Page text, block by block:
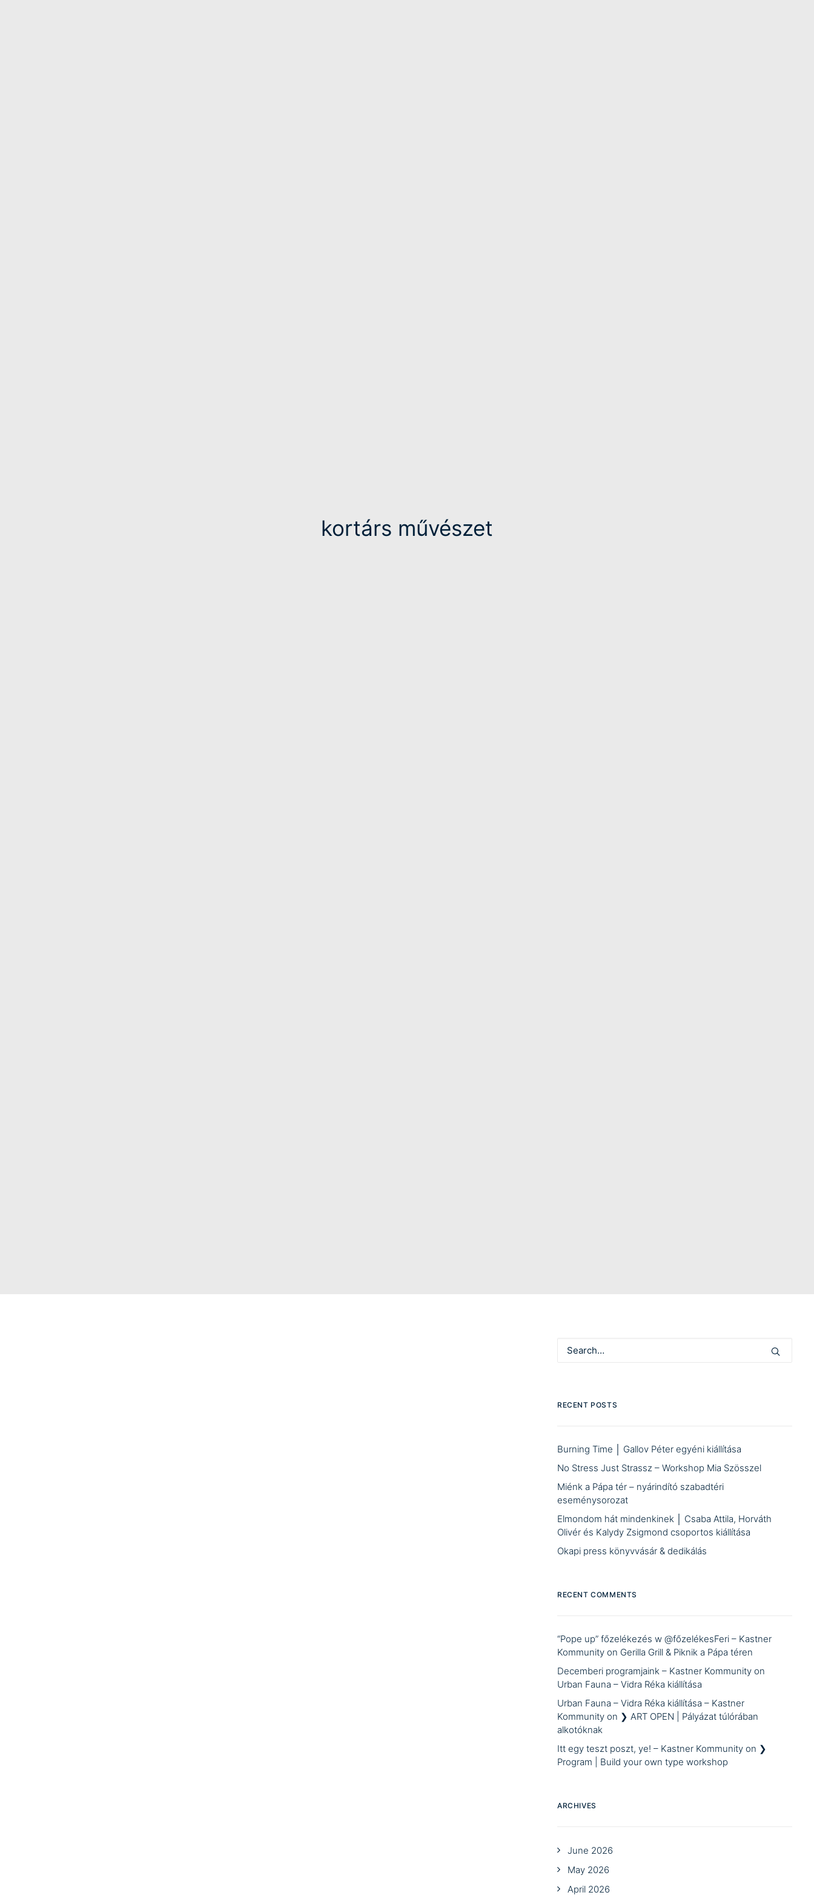
kortárs művészet
RECENT POSTS
Burning Time │ Gallov Péter egyéni kiállítása
No Stress Just Strassz – Workshop Mia Szösszel
Miénk a Pápa tér – nyárindító szabadtéri
eseménysorozat
Elmondom hát mindenkinek │ Csaba Attila, Horváth
Olivér és Kalydy Zsigmond csoportos kiállítása
Okapi press könyvvásár & dedikálás
RECENT COMMENTS
“Pope up” főzelékezés w @főzelékesFeri – Kastner
Kommunity on Gerilla Grill & Piknik a Pápa téren
Decemberi programjaink – Kastner Kommunity on
Urban Fauna – Vidra Réka kiállítása
Urban Fauna – Vidra Réka kiállítása – Kastner
Kommunity on ❯ ART OPEN | Pályázat túlórában
alkotóknak
Itt egy teszt poszt, ye! – Kastner Kommunity on ❯
Program | Build your own type workshop
ARCHIVES
June 2026
May 2026
April 2026